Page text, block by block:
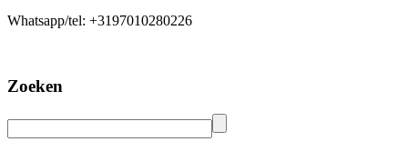
Whatsapp/tel: +3197010280226
Zoeken